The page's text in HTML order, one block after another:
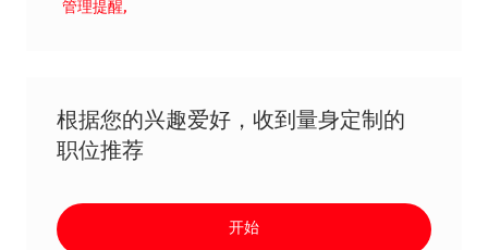
管理提醒,
根据您的兴趣爱好，收到量身定制的
职位推荐
开始